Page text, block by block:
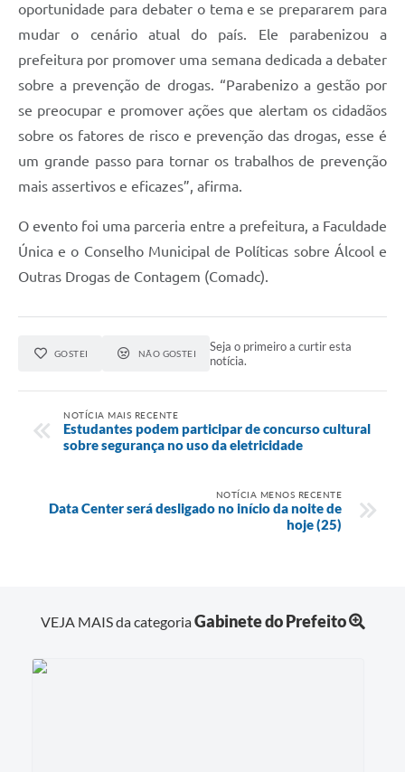
oportunidade para debater o tema e se prepararem para
mudar o cenário atual do país. Ele parabenizou a
prefeitura por promover uma semana dedicada a debater
sobre a prevenção de drogas. “Parabenizo a gestão por
se preocupar e promover ações que alertam os cidadãos
sobre os fatores de risco e prevenção das drogas, esse é
um grande passo para tornar os trabalhos de prevenção
mais assertivos e eficazes”, afirma.
O evento foi uma parceria entre a prefeitura, a Faculdade
Única e o Conselho Municipal de Políticas sobre Álcool e
Outras Drogas de Contagem (Comadc).
GOSTEI NÃO GOSTEI
Seja o primeiro a curtir esta
notícia.
NOTÍCIA MAIS RECENTE
Estudantes podem participar de concurso cultural
sobre segurança no uso da eletricidade
NOTÍCIA MENOS RECENTE
Data Center será desligado no início da noite de
hoje (25)
VEJA MAIS da categoriaGabinete do Prefeito